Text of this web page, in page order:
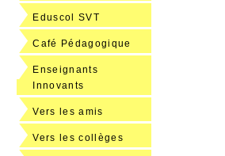
Eduscol SVT
Café Pédagogique
Enseignants
Innovants
Vers les amis
Vers les collèges